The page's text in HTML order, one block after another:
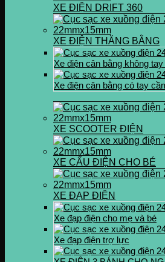
XE ĐIỆN DRIFT 360
XE ĐIỆN THĂNG BẰNG
Xe điện cân bằng không
Xe điện cân bằng có tay
XE SCOOTER ĐIỆN
XE CẨU ĐIỆN CHO BÉ
XE ĐẠP ĐIỆN
Xe đạp điện cho mẹ và bé
Xe đạp điện trợ lực